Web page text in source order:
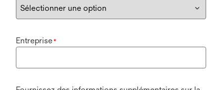
Entreprise*